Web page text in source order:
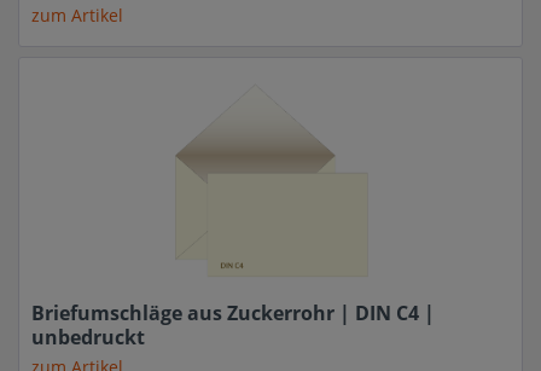
zum Artikel
Briefumschläge aus Zuckerrohr | DIN C4 |
unbedruckt